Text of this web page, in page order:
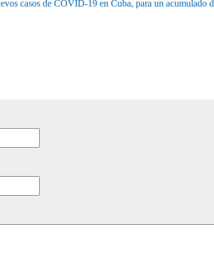
casos de COVID-19 en Cuba, para un acumulado